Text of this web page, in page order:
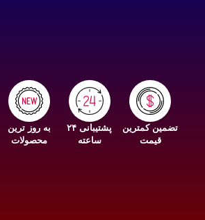
تضمین کمترین
قیمت
پشتیبانی ۲۴
ساعته
به روز ترین
محصولات